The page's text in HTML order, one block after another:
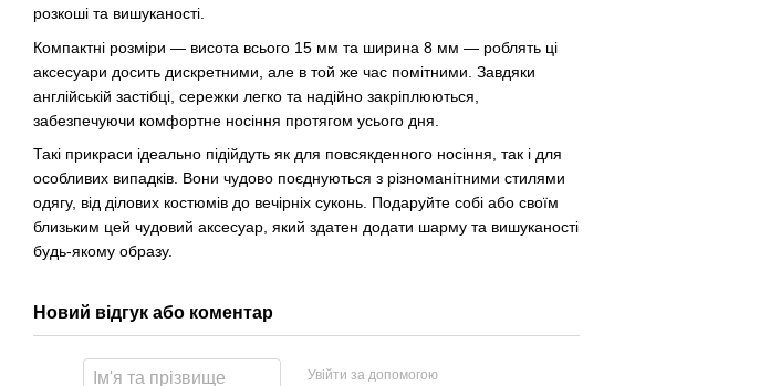
розкоші та вишуканості.
Компактні розміри — висота всього 15 мм та ширина 8 мм — роблять ці
аксесуари досить дискретними, але в той же час помітними. Завдяки
англійській застібці, сережки легко та надійно закріплюються,
забезпечуючи комфортне носіння протягом усього дня.
Такі прикраси ідеально підійдуть як для повсякденного носіння, так і для
особливих випадків. Вони чудово поєднуються з різноманітними стилями
одягу, від ділових костюмів до вечірніх суконь. Подаруйте собі або своїм
близьким цей чудовий аксесуар, який здатен додати шарму та вишуканості
будь-якому образу.
Новий відгук або коментар
Увійти за допомогою